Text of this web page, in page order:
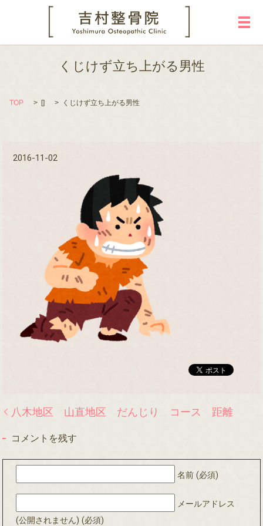
メ
くじけず立ち上がる男性
TOP [] くじけず立ち上がる男性
2016-11-02
八木地区 山直地区 だんじり コース 距離
コメントを残す
名前 (必須)
メールアドレス
(公開されません) (必須)